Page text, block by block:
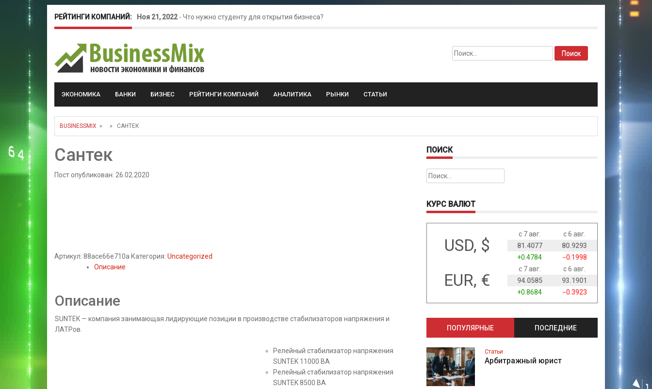
РЕЙТИНГИ КОМПАНИЙ: Ноя 21, 2022- Что нужно студенту для открытия бизнеса?
Май 16, 2022-Курсовые колебания: как защитить свой бизнес?
Найти:
ЭКОНОМИКА БАНКИ БИЗНЕС РЕЙТИНГИ КОМПАНИЙ АНАЛИТИКА РЫНКИ СТАТЬИ
BUSINESSMIX » » САНТЕК
Сантек
Пост опубликован: 26.02.2020
Артикул: 88ace66e710a Категория: Uncategorized
Описание
Описание
SUNTEK — компания занимающая лидирующие позиции в производстве стабилизаторов напряжения и
ЛАТРов.
Релейный стабилизатор напряжения
SUNTEK 11000 ВА
Релейный стабилизатор напряжения
SUNTEK 8500 ВА
ПОИСК
Найти:
КУРС ВАЛЮТ
USD, $
с 7 авг.
с 6 авг.
81.4077
80.9293
+0.4784
−0.1998
EUR, €
с 7 авг.
с 6 авг.
94.0585
93.1901
+0.8684
−0.3923
ПОПУЛЯРНЫЕ ПОСЛЕДНИЕ
Статьи
Арбитражный юрист